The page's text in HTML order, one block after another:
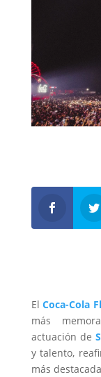
ElCoca-Cola
más
actuación de
y talento,
más